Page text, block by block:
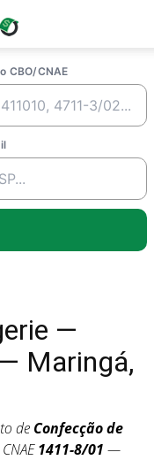
CBO/CNAE
—
Maringá,
de Confecção de
1411-8/01 —